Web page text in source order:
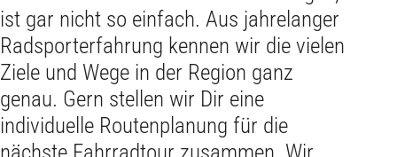
ist gar nicht so einfach. Aus jahrelanger
Radsporterfahrung kennen wir die vielen
Ziele und Wege in der Region ganz
genau. Gern stellen wir Dir eine
individuelle Routenplanung für die